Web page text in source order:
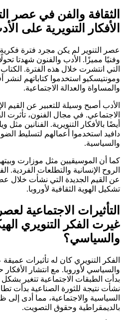
الثقافة والفن في عصر
الأفكار التنويرية على
عصر التنوير لم يكن مجرد فترة
وفنيًا مميزًا. الأدب والفنون شهدتا
التي انتشرت خلال هذه الفترة.
ومونتيسكيو استخدموا كتاباتهم لنشر
والمساواة والعدالة الاجتماعية.
الأدب أصبح وسيلة للتعبير عن القيم
الاجتماعي. في مجال الفنون، تأثرت
أيضًا بالأفكار التنويرية. الفنانين
دافيد استخدموا أعمالهم لتسليط
والسياسية.
كما أن الموسيقيين مثل موزارت
الروح الإنسانية والتطلعات الفردية.
عن القيم الجديدة التي نشأت خلال
تشكيل الهوية الثقافية لأوروبا.
التأثيرات الاجتماعية
غيرت الفكر التنويري
والسياسي؟
الفكر التنويري كان له تأثيرات
والسياسي لأوروبا. مع انتشار
بدأت الطبقات الاجتماعية تتغير
نشأت نتيجة للثورة الصناعية بدأت
السياسية والاجتماعية، مما أدى
بالديمقراطية وحقوق التصويت.